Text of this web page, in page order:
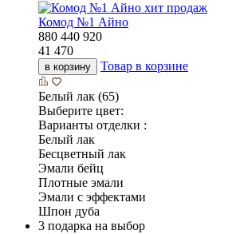
хит продаж
Комод №1 Айно
880 440 920
41 470
в корзину Товар в корзине
Белый лак (65)
Выберите цвет:
Варианты отделки :
Белый лак
Бесцветный лак
Эмали бейц
Плотные эмали
Эмали с эффектами
Шпон дуба
3 подарка на выбор